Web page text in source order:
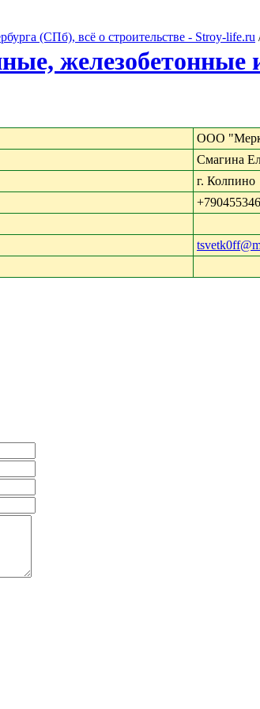
(СПб), всё о строительстве - Stroy-life.ru
железобетонные
ООО
Смагина
г. Колпино